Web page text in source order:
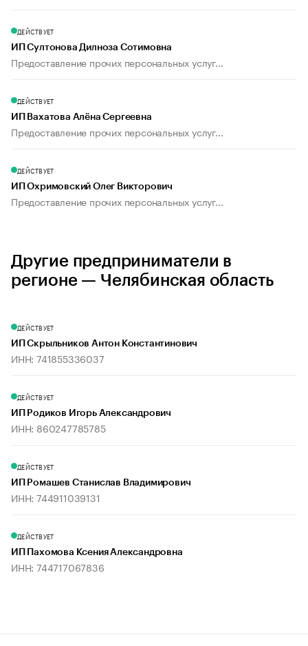
ДЕЙСТВУЕТ
ИП Султонова Дилноза Сотимовна
Предоставление прочих персональных услуг...
ДЕЙСТВУЕТ
ИП Вахатова Алёна Сергеевна
Предоставление прочих персональных услуг...
ДЕЙСТВУЕТ
ИП Охримовский Олег Викторович
Предоставление прочих персональных услуг...
Другие предприниматели в
регионе — Челябинская область
ДЕЙСТВУЕТ
ИП Скрыльников Антон Константинович
ИНН: 741855336037
ДЕЙСТВУЕТ
ИП Родиков Игорь Александрович
ИНН: 860247785785
ДЕЙСТВУЕТ
ИП Ромашев Станислав Владимирович
ИНН: 744911039131
ДЕЙСТВУЕТ
ИП Пахомова Ксения Александровна
ИНН: 744717067836